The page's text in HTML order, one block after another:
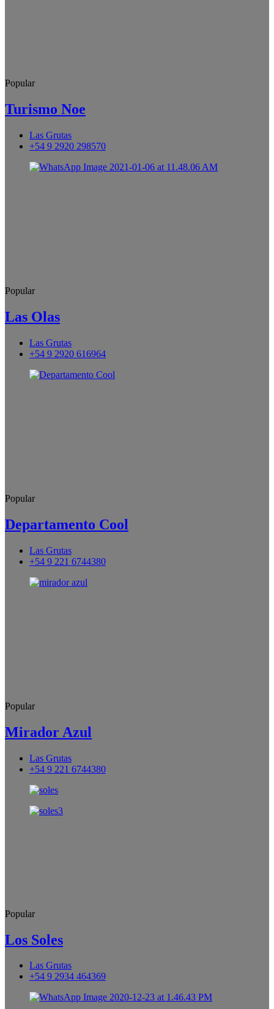
Popular
Turismo Noe
Las Grutas
+54 9 2920 298570
Popular
Las Olas
Las Grutas
+54 9 2920 616964
Popular
Departamento Cool
Las Grutas
+54 9 221 6744380
Popular
Mirador Azul
Las Grutas
+54 9 221 6744380
Popular
Los Soles
Las Grutas
+54 9 2934 464369